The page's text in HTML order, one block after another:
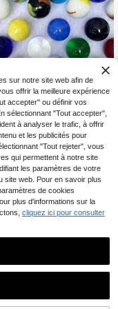
60 pièces Billes de verre
Jeu de piste de billes, Jou
solo & Billes roulantes, J
stress, Décoration de vas
(Couleur et style aléat
1 restant
.60Estimé
1
sur notre site web afin de
offrir la meilleure expérience
accepter" ou définir vos
sélectionnant "Tout accepter",
à analyser le trafic, à offrir
et les publicités pour
"Tout rejeter", vous
qui permettent à notre site
les paramètres de votre
site web. Pour en savoir plus
de cookies
plus d'informations sur la
cliquez ici pour consulter